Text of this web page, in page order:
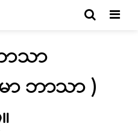
ာသာ
ာ ဘာသာ )